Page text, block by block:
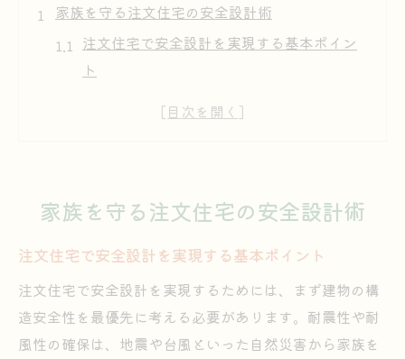
家族を守る注文住宅の安全設計術
注文住宅で安全設計を実現する基本ポイン
ト
家族を守るための注文住宅の設計基準
耐震性重視の注文住宅づくりを考える
注文住宅の耐震設計が家族を守る理由
耐震性に優れた注文住宅の選び方と工夫
注文住宅で実現する最新耐震性能の特徴
地震に強い注文住宅の設計ポイント解説
家族を守る注文住宅の安全設計術
注文住宅で安全設計を実現する基本ポイント
注文住宅で安全設計を実現するためには、まず建物の構
造安全性を最優先に考える必要があります。耐震性や耐
風性の確保は、地震や台風といった自然災害から家族を